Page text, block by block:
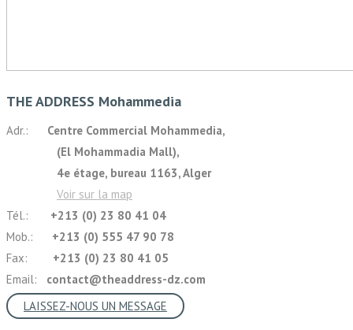
THE ADDRESS Mohammedia
Adr.: Centre Commercial Mohammedia,
(El Mohammadia Mall),
4e étage, bureau 1163, Alger
Voir sur la map
Tél.:
+213 (0) 23 80 41 04
Mob.: +213 (0) 555 47 90 78
Fax: +213 (0) 23 80 41 05
Email: contact@theaddress-dz.com
LAISSEZ-NOUS UN MESSAGE